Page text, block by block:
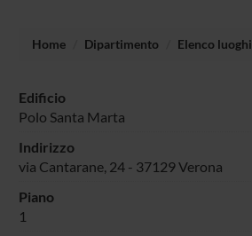
Home Dipartimento Elenco luoghi
Edificio
Polo Santa Marta
Indirizzo
via Cantarane, 24 - 37129 Verona
Piano
1